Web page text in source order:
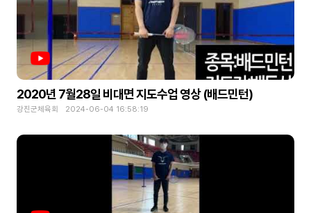
2020년 7월28일 비대면 지도수업 영상 (배드민턴)
강진군체육회 2024-06-04 16:58:19